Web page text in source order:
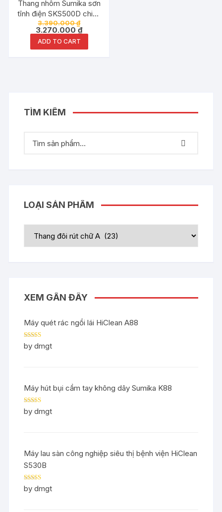
Thang nhôm Sumika sơn
tĩnh điện SKS500D chiều
cao A 2.5met chữ I
5.0met
3.390.000₫
3.270.000₫
ADD TO CART
TÌM KIẾM
LOẠI SẢN PHẨM
XEM GẦN ĐÂY
Máy quét rác ngồi lái HiClean A88
Rated5out
of 5
by dmgt
Máy hút bụi cầm tay không dây Sumika K88
Rated5out
of 5
by dmgt
Máy lau sàn công nghiệp siêu thị bệnh viện HiClean
S530B
Rated5out
of 5
by dmgt